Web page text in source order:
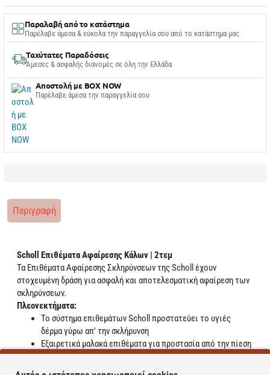
Παραλαβή από το κατάστημα
Παρέλαβε άμεσα & εύκολα την παραγγελία σου από το κατάστημα μας
Ταχύτατες Παραδόσεις
Άμεσες & ασφαλής διανομές σε όλη την Ελλάδα
Αποστολή με BOX NOW
Παρέλαβε άμεσα την παραγγελία σου
Περιγραφή
Scholl Επιθέματα Αφαίρεσης Κάλων | 2τεμ
Τα Επιθέματα Αφαίρεσης Σκληρύνσεων της Scholl έχουν
στοχευμένη δράση για ασφαλή και αποτελεσματική αφαίρεση των
σκληρύνσεων.
Πλεονεκτήματα:
Το σύστημα επιθεμάτων Scholl προστατεύει το υγιές
δέρμα γύρω απ' την σκλήρυνση
Εξαιρετικά μαλακά επιθέματα για προστασία από την πίεση
και ανακούφιση από τον πόνο
Δερματολογικά ελεγμένο